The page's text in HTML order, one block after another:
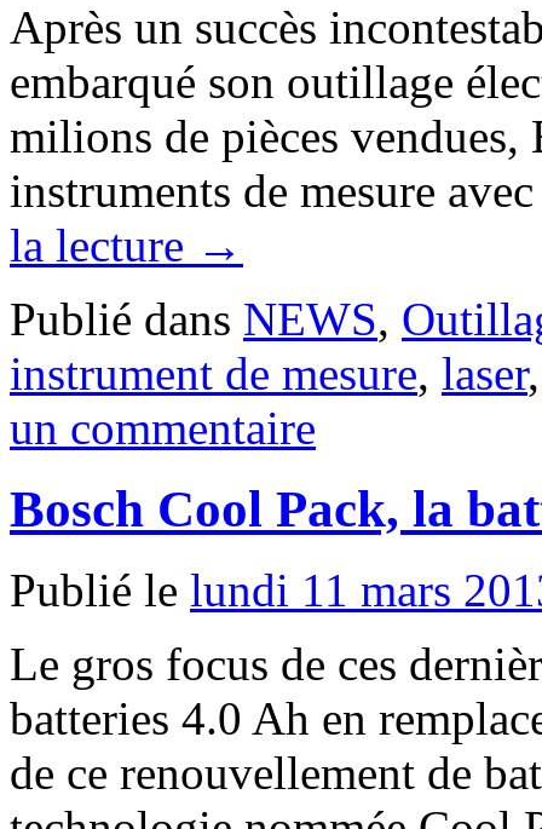
Après un succès
embarqué son outillage
milions de pièces vendues,
instruments de mesure
la lecture →
Publié dans NEWS,
instrument de mesure, laser
un commentaire
Bosch Cool Pack, la
Publié le lundi 11 mars
Le gros focus de ces
batteries 4.0 Ah en
de ce renouvellement de